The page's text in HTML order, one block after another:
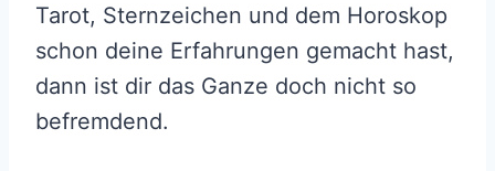
Tarot, Sternzeichen und dem Horoskop
schon deine Erfahrungen gemacht hast,
dann ist dir das Ganze doch nicht so
befremdend.